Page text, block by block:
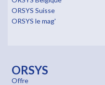
ORSYS Suisse
ORSYS le mag'
ORSYS
Offre